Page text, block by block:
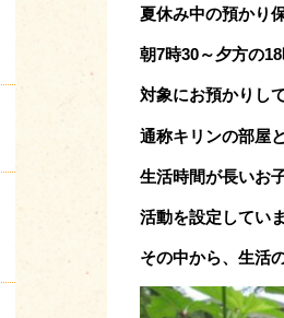
夏休み中の預かり
朝7時30～夕方の
対象にお預かりし
通称キリンの部屋
生活時間が長いお
活動を設定していま
その中から、生活